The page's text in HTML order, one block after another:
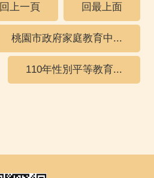
回上一頁
回最上面
桃園市政府家庭教育中...
110年性別平等教育...